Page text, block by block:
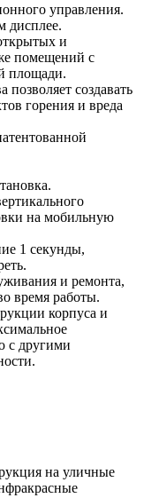
управления.
дисплее.
и
помещений с
площади.
позволяет создавать
горения и вреда
на мобильную
1 секунды,
и ремонта,
время работы.
корпуса и
с другими